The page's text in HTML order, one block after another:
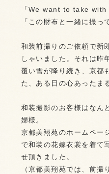
「We want to take with
「この財布と一緒に撮っ
和装前撮りのご依頼で新
しゃいました。それは昨
覆い雪が降り続き、京都
た、ある日の心あったま
和装撮影のお客様はなん
婦様。
京都美翔苑のホームペー
で和装の花嫁衣裳を着て
せ頂きました。
（京都美翔苑では、前撮